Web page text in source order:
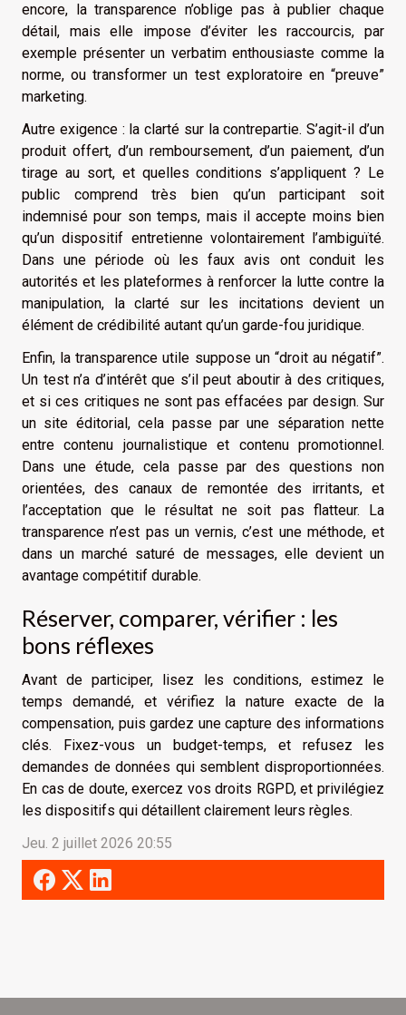
encore, la transparence n’oblige pas à publier chaque
détail, mais elle impose d’éviter les raccourcis, par
exemple présenter un verbatim enthousiaste comme la
norme, ou transformer un test exploratoire en “preuve”
marketing.
Autre exigence : la clarté sur la contrepartie. S’agit-il d’un
produit offert, d’un remboursement, d’un paiement, d’un
tirage au sort, et quelles conditions s’appliquent ? Le
public comprend très bien qu’un participant soit
indemnisé pour son temps, mais il accepte moins bien
qu’un dispositif entretienne volontairement l’ambiguïté.
Dans une période où les faux avis ont conduit les
autorités et les plateformes à renforcer la lutte contre la
manipulation, la clarté sur les incitations devient un
élément de crédibilité autant qu’un garde-fou juridique.
Enfin, la transparence utile suppose un “droit au négatif”.
Un test n’a d’intérêt que s’il peut aboutir à des critiques,
et si ces critiques ne sont pas effacées par design. Sur
un site éditorial, cela passe par une séparation nette
entre contenu journalistique et contenu promotionnel.
Dans une étude, cela passe par des questions non
orientées, des canaux de remontée des irritants, et
l’acceptation que le résultat ne soit pas flatteur. La
transparence n’est pas un vernis, c’est une méthode, et
dans un marché saturé de messages, elle devient un
avantage compétitif durable.
Réserver, comparer, vérifier : les
bons réflexes
Avant de participer, lisez les conditions, estimez le
temps demandé, et vérifiez la nature exacte de la
compensation, puis gardez une capture des informations
clés. Fixez-vous un budget-temps, et refusez les
demandes de données qui semblent disproportionnées.
En cas de doute, exercez vos droits RGPD, et privilégiez
les dispositifs qui détaillent clairement leurs règles.
Jeu. 2 juillet 2026 20:55